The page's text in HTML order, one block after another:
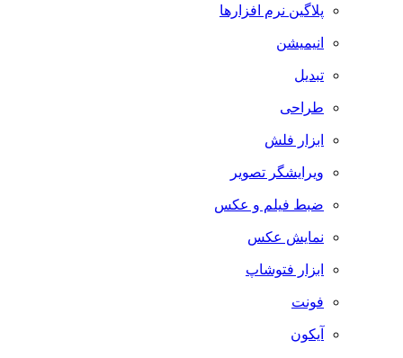
پلاگین نرم افزارها
انیمیشن
تبدیل
طراحی
ابزار فلش
ویرایشگر تصویر
ضبط فيلم و عكس
نمایش عکس
ابزار فتوشاپ
فونت
آیکون